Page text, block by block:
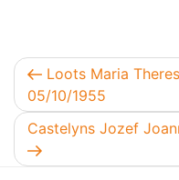
Vorig bericht
Loots Maria
05/10/1955
Volgend bericht
Castelyns Jozef